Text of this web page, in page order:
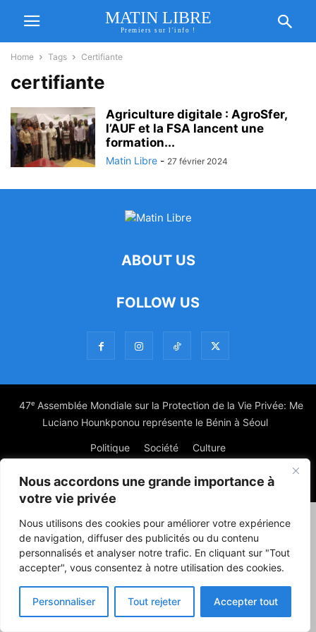
Nous accordons une grande importance à
votre vie privée
Nous utilisons des cookies pour améliorer votre expérience
de navigation, diffuser des publicités ou du contenu
personnalisés et analyser notre trafic. En cliquant sur "Tout
accepter", vous consentez à notre utilisation des cookies.
Personnaliser Tout rejeter Accepter tout
MATIN LIBRE
Premiers sur l'info !
Home Tags Certifiante
certifiante
Agriculture digitale : AgroSfer,
l’AUF et la FSA lancent une
formation...
Matin Libre - 27 février 2024
ABOUT US
FOLLOW US
47ᵉ Assemblée Mondiale sur la Protection de la Vie Privée: Me
Luciano Hounkponou représente le Bénin à Séoul
Politique Société Culture
© Powered by digitXplus Francophone